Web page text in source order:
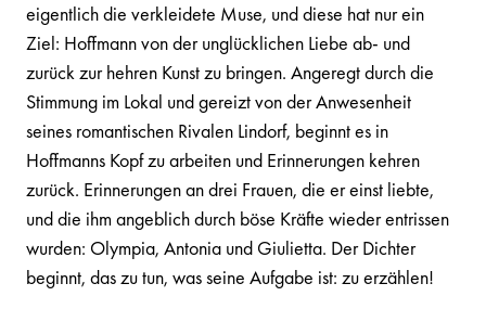
eigentlich die verkleidete Muse, und diese hat nur ein
Ziel: Hoffmann von der unglücklichen Liebe ab- und
zurück zur hehren Kunst zu bringen. Angeregt durch die
Stimmung im Lokal und gereizt von der Anwesenheit
seines romantischen Rivalen Lindorf, beginnt es in
Hoffmanns Kopf zu arbeiten und Erinnerungen kehren
zurück. Erinnerungen an drei Frauen, die er einst liebte,
und die ihm angeblich durch böse Kräfte wieder entrissen
wurden: Olympia, Antonia und Giulietta. Der Dichter
beginnt, das zu tun, was seine Aufgabe ist: zu erzählen!